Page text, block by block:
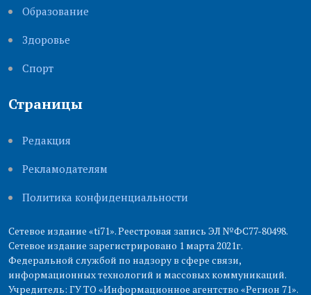
Образование
Здоровье
Cпорт
Страницы
Редакция
Рекламодателям
Политика конфиденциальности
Сетевое издание «ti71». Реестровая запись ЭЛ №ФС77-80498.
Сетевое издание зарегистрировано 1 марта 2021г.
Федеральной службой по надзору в сфере связи,
информационных технологий и массовых коммуникаций.
Учредитель: ГУ ТО «Информационное агентство «Регион 71».